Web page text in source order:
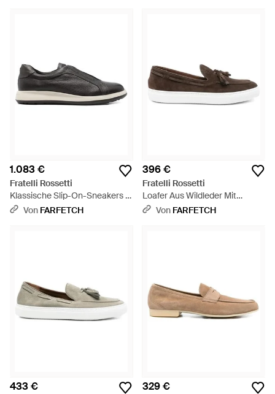
1.083 €
Fratelli Rossetti
Klassische Slip-On-Sneakers -
Schwarz
Von FARFETCH
396 €
Fratelli Rossetti
Loafer Aus Wildleder Mit
Quasten - Weiß
Von FARFETCH
433 € 329 €